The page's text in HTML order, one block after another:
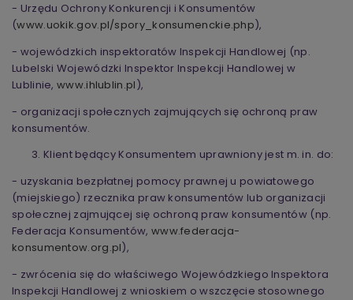
- Urzędu Ochrony Konkurencji i Konsumentów
(www.uokik.gov.pl/spory_konsumenckie.php),
- wojewódzkich inspektoratów Inspekcji Handlowej (np.
Lubelski Wojewódzki Inspektor Inspekcji Handlowej w
Lublinie, www.ihlublin.pl),
- organizacji społecznych zajmujących się ochroną praw
konsumentów.
Klient będący Konsumentem uprawniony jest m. in. do:
- uzyskania bezpłatnej pomocy prawnej u powiatowego
(miejskiego) rzecznika praw konsumentów lub organizacji
społecznej zajmującej się ochroną praw konsumentów (np.
Federacja Konsumentów, www.federacja-
konsumentow.org.pl),
- zwrócenia się do właściwego Wojewódzkiego Inspektora
Inspekcji Handlowej z wnioskiem o wszczęcie stosownego